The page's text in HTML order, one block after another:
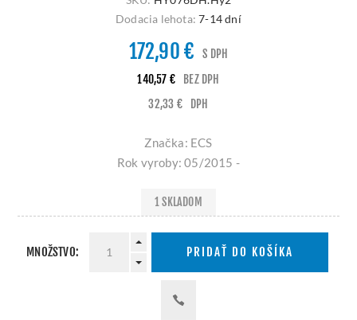
Dodacia lehota: 7-14 dní
172,90 €
S DPH
140,57 €
BEZ DPH
32,33 €
DPH
Značka: ECS
Rok vyroby: 05/2015 -
1 SKLADOM
MNOŽSTVO: PRIDAŤ DO KOŠÍKA